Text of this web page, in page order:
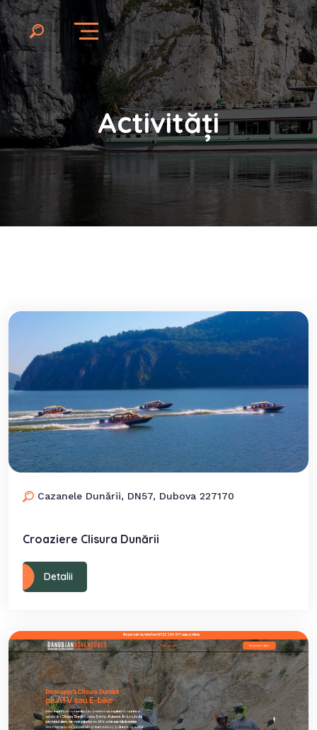
Activități
Cazanele Dunării, DN57, Dubova 227170
Croaziere Clisura Dunării
Detalii